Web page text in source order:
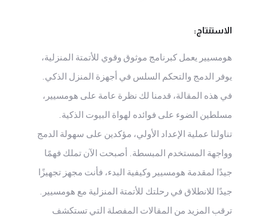
الاستنتاج:
هومسيير يعمل كبرنامج موثوق وقوي للأتمتة المنزلية،
يوفر الدمج والتحكم السلس في أجهزة المنزل الذكي.
في هذه المقالة، قدمنا لك نظرة عامة على هومسيير،
مسلطين الضوء على فوائده لهواة البيوت الذكية.
تناولنا عملية الإعداد الأولي، مؤكدين على سهولة الدمج
وواجهة المستخدم المبسطة. أصبحت الآن تملك فهمًا
جيدًا لمقدمة هومسيير وكيفية البدء، فأنت مجهز تجهيزًا
جيدًا للانطلاق في رحلتك للأتمتة المنزلية مع هومسيير.
ترقب المزيد من المقالات المفصلة التي تستكشف